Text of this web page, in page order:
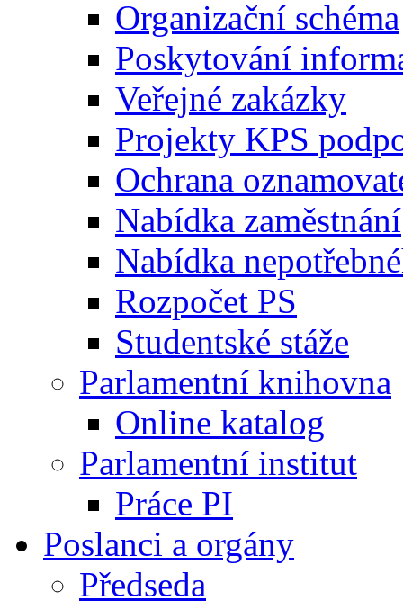
Organizační schéma
Poskytování
Veřejné zakázky
Projekty KPS
Ochrana
Nabídka zaměstnání
Nabídka
Rozpočet PS
Studentské stáže
Parlamentní knihovna
Online katalog
Parlamentní institut
Práce PI
Poslanci a orgány
Předseda